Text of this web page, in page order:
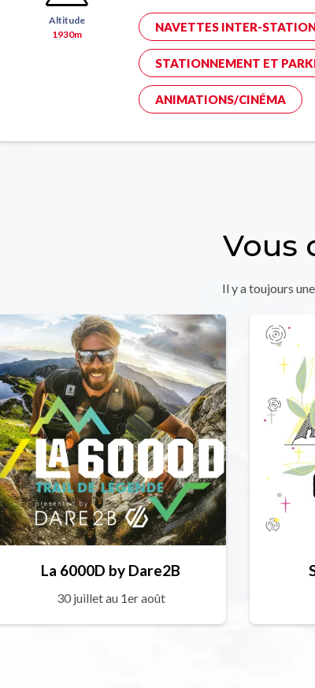
Altitude
1930m
NAVETTES INTER-
STATIONNEMENT ET
ANIMATIONS/CINÉMA
Vous
Il y a toujours
La 6000D by Dare2B
30 juillet au 1er août